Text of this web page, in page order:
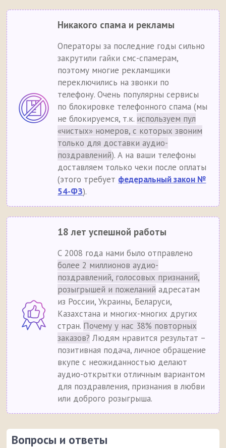
Никакого спама и рекламы
Операторы за последние годы сильно
закрутили гайки смс-спамерам,
поэтому многие рекламщики
переключились на звонки по
телефону. Очень популярны сервисы
по блокировке телефонного спама (мы
не блокируемся, т.к. используем пул
«чистых» номеров, с которых звоним
только для доставки аудио-
поздравлений). А на ваши телефоны
доставляем только чеки после оплаты
(этого требует федеральный закон №
54-ФЗ).
18 лет успешной работы
С 2008 года нами было отправлено
более 2 миллионов аудио-
поздравлений, голосовых признаний,
розыгрышей и пожеланий адресатам
из России, Украины, Беларуси,
Казахстана и многих-многих других
стран. Почему у нас 38% повторных
заказов? Людям нравится результат –
позитивная подача, личное обращение
вкупе с неожиданностью делают
аудио-открытки отличным вариантом
для поздравления, признания в любви
или доброго розыгрыша.
Вопросы и ответы